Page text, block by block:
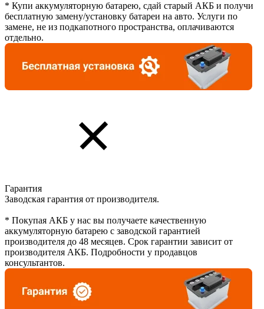
* Купи аккумуляторную батарею, сдай старый АКБ и получи
бесплатную замену/установку батареи на авто. Услуги по
замене, не из подкапотного пространства, оплачиваются
отдельно.
Гарантия
Заводская гарантия от производителя.
* Покупая АКБ у нас вы получаете качественную
аккумуляторную батарею с заводской гарантией
производителя до 48 месяцев. Срок гарантии зависит от
производителя АКБ. Подробности у продавцов
консультантов.